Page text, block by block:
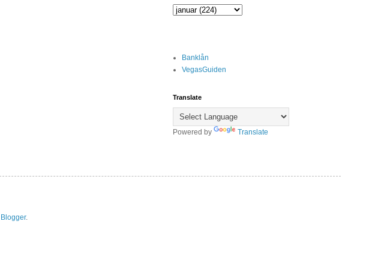
Banklån
VegasGuiden
Translate
Powered by Translate
Blogger.